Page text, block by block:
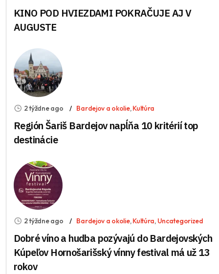
KINO POD HVIEZDAMI POKRAČUJE AJ V
AUGUSTE
2 týždne ago Bardejov a okolie,Kultúra
Región Šariš Bardejov napĺňa 10 kritérií top
destinácie
2 týždne ago Bardejov a okolie,Kultúra, Uncategorized
Dobré víno a hudba pozývajú do Bardejovských
Kúpeľov Hornošarišský vínny festival má už 13
rokov